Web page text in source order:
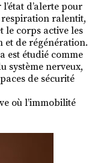
d’alerte pour
ralentit,
le corps active les
et de régénération.
est étudié comme
système nerveux,
de sécurité
où l’immobilité